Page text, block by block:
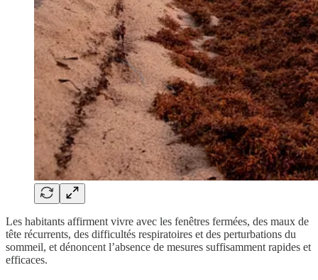
Les habitants affirment vivre avec les fenêtres fermées, des maux de
tête récurrents, des difficultés respiratoires et des perturbations du
sommeil, et dénoncent l’absence de mesures suffisamment rapides et
efficaces.